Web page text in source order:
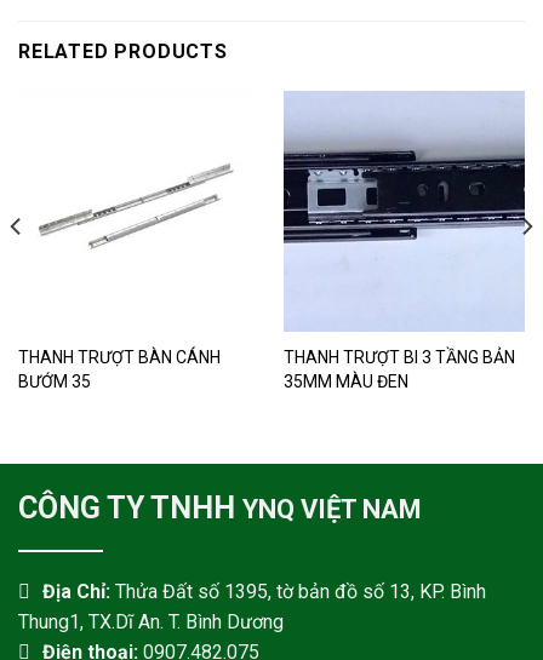
RELATED PRODUCTS
THANH TRƯỢT BÀN CÁNH
BƯỚM 35
THANH TRƯỢT BI 3 TẦNG BẢN
35MM MÀU ĐEN
CÔNG TY TNHH YNQ VIỆT NAM
Địa Chỉ: Thửa Đất số 1395, tờ bản đồ số 13, KP. Bình
Thung1, TX.Dĩ An. T. Bình Dương
Điện thoại: 0907.482.075